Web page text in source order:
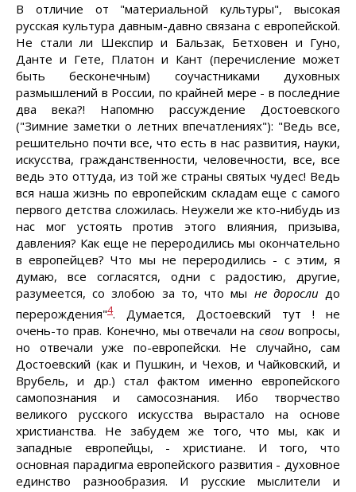
В отличие от "материальной культуры", высокая
русская культура давным-давно связана с европейской.
Не стали ли Шекспир и Бальзак, Бетховен и Гуно,
Данте и Гете, Платон и Кант (перечисление может
быть бесконечным) соучастниками духовных
размышлений в России, по крайней мере - в последние
два века?! Напомню рассуждение Достоевского
("Зимние заметки о летних впечатлениях"): "Ведь все,
решительно почти все, что есть в нас развития, науки,
искусства, гражданственности, человечности, все, все
ведь это оттуда, из той же страны святых чудес! Ведь
вся наша жизнь по европейским складам еще с самого
первого детства сложилась. Неужели же кто-нибудь из
нас мог устоять против этого влияния, призыва,
давления? Как еще не переродились мы окончательно
в европейцев? Что мы не переродились - с этим, я
думаю, все согласятся, одни с радостию, другие,
разумеется, со злобою за то, что мы не доросли до
перерождения"4. Думается, Достоевский тут ! не
очень-то прав. Конечно, мы отвечали на свои вопросы,
но отвечали уже по-европейски. Не случайно, сам
Достоевский (как и Пушкин, и Чехов, и Чайковский, и
Врубель, и др.) стал фактом именно европейского
самопознания и самосознания. Ибо творчество
великого русского искусства вырастало на основе
христианства. Не забудем же того, что мы, как и
западные европейцы, - христиане. И того, что
основная парадигма европейского развития - духовное
единство разнообразия. И русские мыслители и